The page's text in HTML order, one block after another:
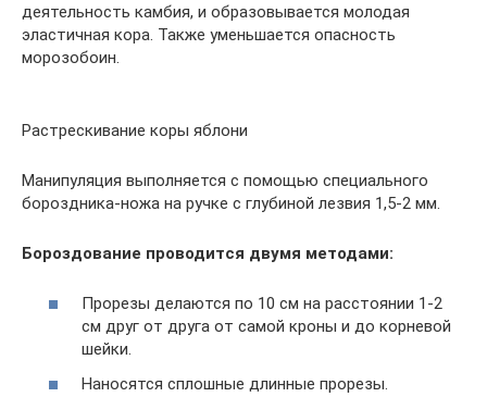
деятельность камбия, и образовывается молодая
эластичная кора. Также уменьшается опасность
морозобоин.
Растрескивание коры яблони
Манипуляция выполняется с помощью специального
бороздника-ножа на ручке с глубиной лезвия 1,5-2 мм.
Бороздование проводится двумя методами:
Прорезы делаются по 10 см на расстоянии 1-2
см друг от друга от самой кроны и до корневой
шейки.
Наносятся сплошные длинные прорезы.